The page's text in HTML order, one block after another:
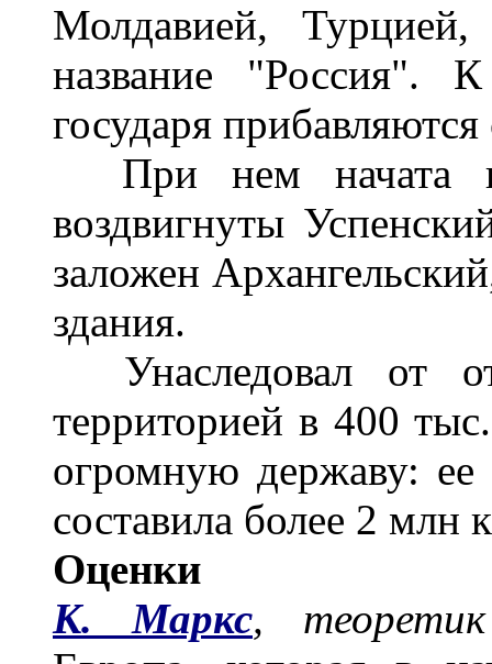
Молдавией,
название "Россия".
государя
При нем начата
воздвигнуты
заложен
здания.
Унаследовал от
территорией в 400
огромную державу:
составила более 2 млн
Оценки
К. Маркс, теоретик